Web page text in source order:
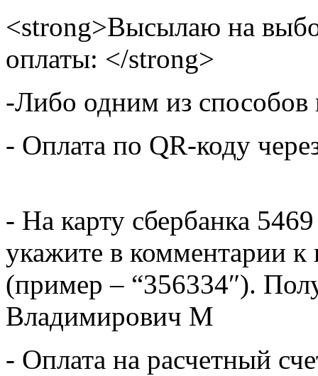
<strong>Высылаю на
оплаты: </strong>
-Либо одним из
- Оплата по QR-коду
- На карту сбербанка
укажите в комментарии к
(пример – “356334″).
Владимирович М
- Оплата на расчетный